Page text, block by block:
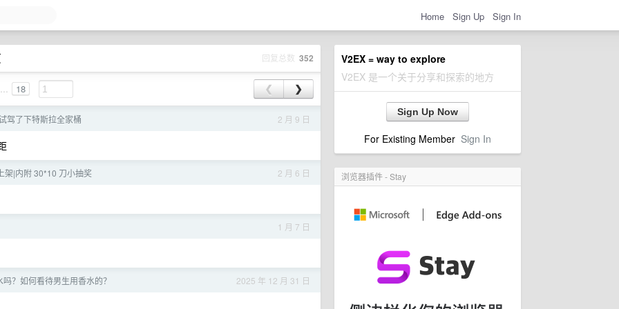
Home Sign Up Sign In
V2EX = way to explore
V2EX 是一个关于分享和探索的地方
Sign Up Now
For Existing Member Sign In
浏览器插件 - Stay
回复总数 352
18 ❮ ❯
2 月 9 日
驾了下特斯拉全家桶
2 月 6 日
架|内附 30*10 刀小抽奖
1 月 7 日
2025 年 12 月 31 日
？如何看待男生用香水的？